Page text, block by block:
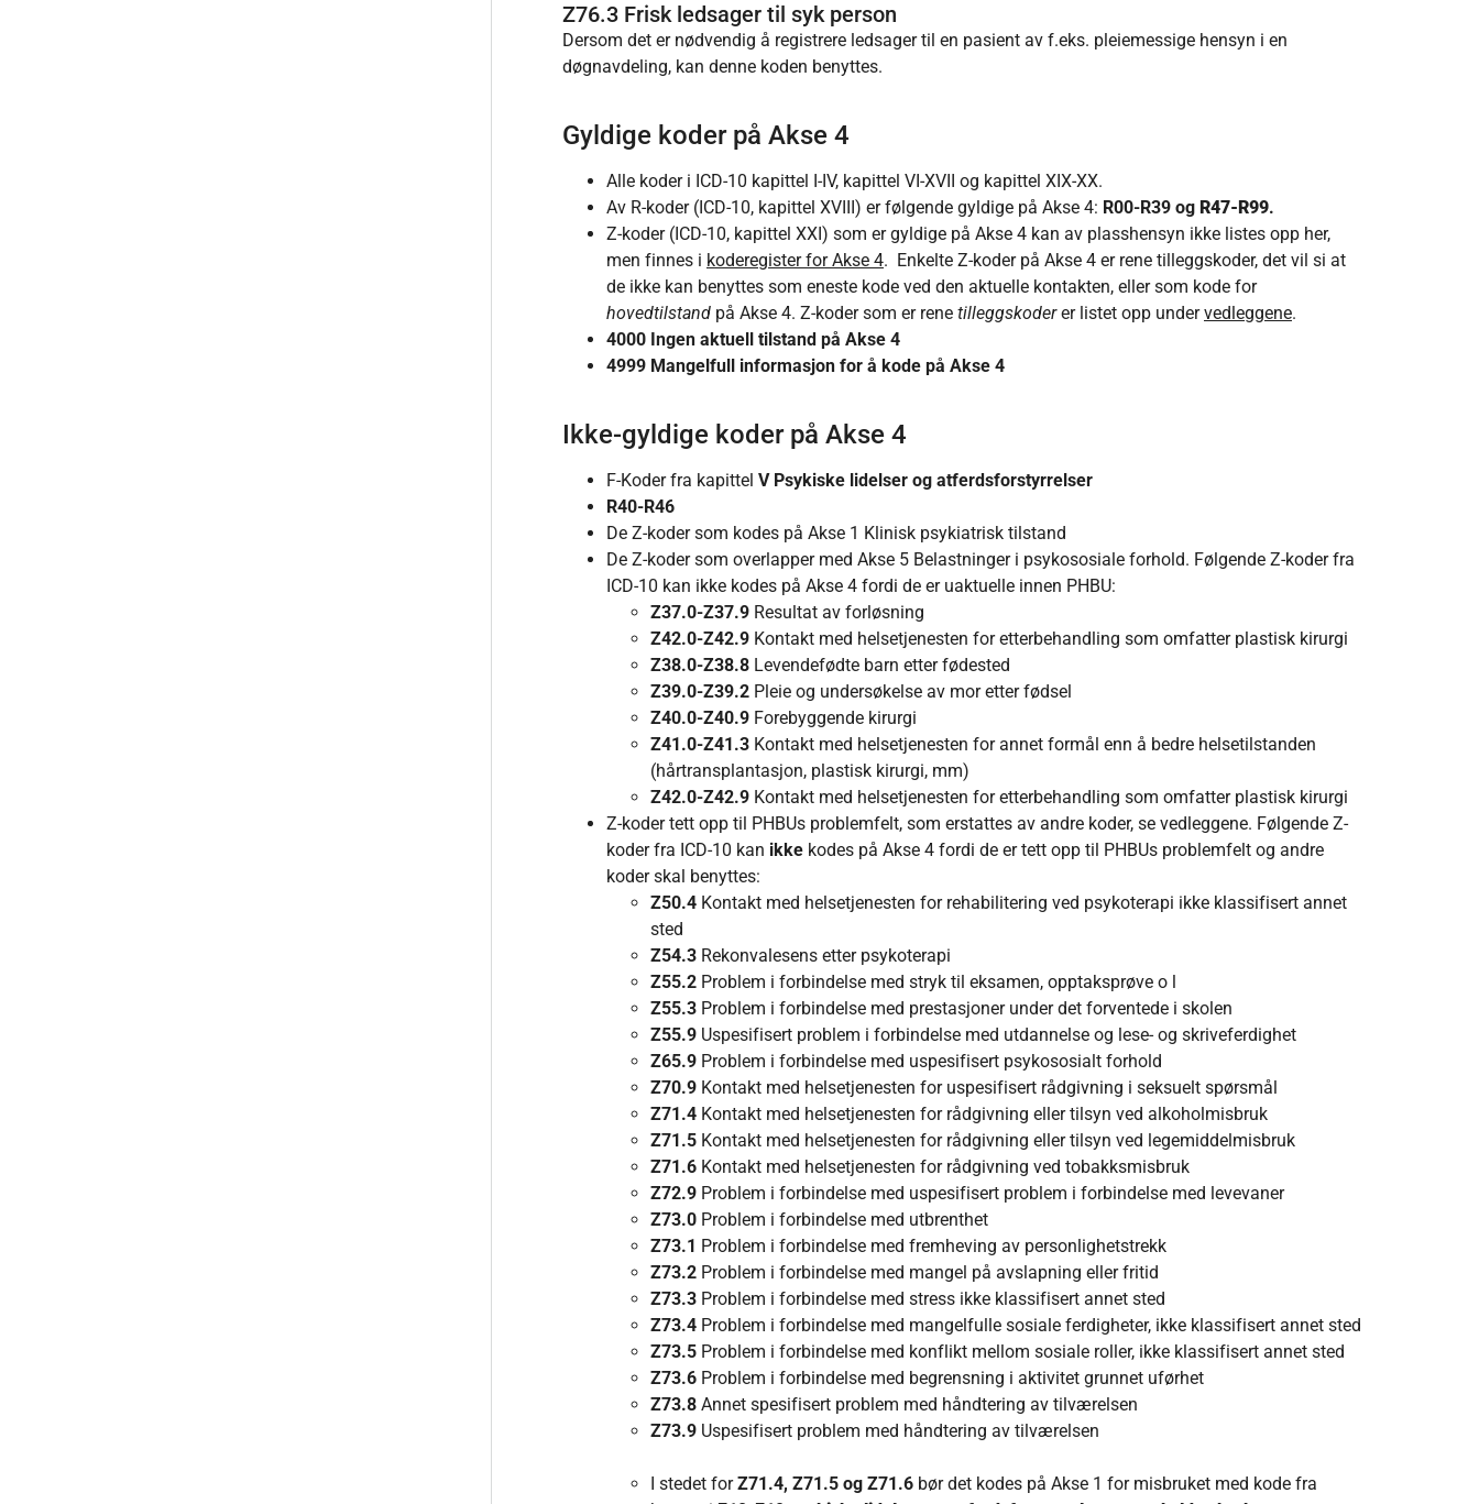
Z76.3 Frisk ledsager til syk person
Dersom det er nødvendig å registrere ledsager til en pasient av f.eks. pleiemessige hensyn i en
døgnavdeling, kan denne koden benyttes.
Gyldige koder på Akse 4
Alle koder i ICD-10 kapittel I-IV, kapittel VI-XVII og kapittel XIX-XX.
Av R-koder (ICD-10, kapittel XVIII) er følgende gyldige på Akse 4: R00-R39 og R47-R99.
Z-koder (ICD-10, kapittel XXI) som er gyldige på Akse 4 kan av plasshensyn ikke listes opp her,
men finnes i koderegister for Akse 4. Enkelte Z-koder på Akse 4 er rene tilleggskoder, det vil si at
de ikke kan benyttes som eneste kode ved den aktuelle kontakten, eller som kode for
hovedtilstand på Akse 4. Z-koder som er rene tilleggskoderer listet opp undervedleggene.
4000 Ingen aktuell tilstand på Akse 4
4999 Mangelfull informasjon for å kode på Akse 4
Ikke-gyldige koder på Akse 4
F-Koder fra kapittel V Psykiske lidelser og atferdsforstyrrelser
R40-R46
De Z-koder som kodes på Akse 1 Klinisk psykiatrisk tilstand
De Z-koder som overlapper med Akse 5 Belastninger i psykososiale forhold. Følgende Z-koder fra
ICD-10 kan ikke kodes på Akse 4 fordi de er uaktuelle innen PHBU:
Z37.0-Z37.9 Resultat av forløsning
Z42.0-Z42.9 Kontakt med helsetjenesten for etterbehandling som omfatter plastisk kirurgi
Z38.0-Z38.8 Levendefødte barn etter fødested
Z39.0-Z39.2 Pleie og undersøkelse av mor etter fødsel
Z40.0-Z40.9 Forebyggende kirurgi
Z41.0-Z41.3 Kontakt med helsetjenesten for annet formål enn å bedre helsetilstanden
(hårtransplantasjon, plastisk kirurgi, mm)
Z42.0-Z42.9 Kontakt med helsetjenesten for etterbehandling som omfatter plastisk kirurgi
Z-koder tett opp til PHBUs problemfelt, som erstattes av andre koder, se vedleggene. Følgende Z-
koder fra ICD-10 kan ikke kodes på Akse 4 fordi de er tett opp til PHBUs problemfelt og andre
koder skal benyttes:
Z50.4 Kontakt med helsetjenesten for rehabilitering ved psykoterapi ikke klassifisert annet
sted
Z54.3 Rekonvalesens etter psykoterapi
Z55.2 Problem i forbindelse med stryk til eksamen, opptaksprøve o l
Z55.3 Problem i forbindelse med prestasjoner under det forventede i skolen
Z55.9 Uspesifisert problem i forbindelse med utdannelse og lese- og skriveferdighet
Z65.9 Problem i forbindelse med uspesifisert psykososialt forhold
Z70.9 Kontakt med helsetjenesten for uspesifisert rådgivning i seksuelt spørsmål
Z71.4 Kontakt med helsetjenesten for rådgivning eller tilsyn ved alkoholmisbruk
Z71.5 Kontakt med helsetjenesten for rådgivning eller tilsyn ved legemiddelmisbruk
Z71.6 Kontakt med helsetjenesten for rådgivning ved tobakksmisbruk
Z72.9 Problem i forbindelse med uspesifisert problem i forbindelse med levevaner
Z73.0 Problem i forbindelse med utbrenthet
Z73.1 Problem i forbindelse med fremheving av personlighetstrekk
Z73.2 Problem i forbindelse med mangel på avslapning eller fritid
Z73.3 Problem i forbindelse med stress ikke klassifisert annet sted
Z73.4 Problem i forbindelse med mangelfulle sosiale ferdigheter, ikke klassifisert annet sted
Z73.5 Problem i forbindelse med konflikt mellom sosiale roller, ikke klassifisert annet sted
Z73.6 Problem i forbindelse med begrensning i aktivitet grunnet uførhet
Z73.8 Annet spesifisert problem med håndtering av tilværelsen
Z73.9 Uspesifisert problem med håndtering av tilværelsen
I stedet forZ71.4, Z71.5 og Z71.6 bør det kodes på Akse 1 for misbruket med kode fra